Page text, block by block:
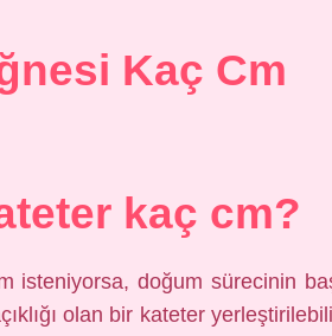
Kaç Cm
kaç cm?
isteniyorsa, doğum sürecinin
olan bir kateter